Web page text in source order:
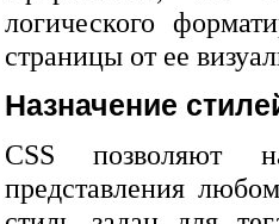
логического
страницы от ее
Назначение
CSS позволяют
представления